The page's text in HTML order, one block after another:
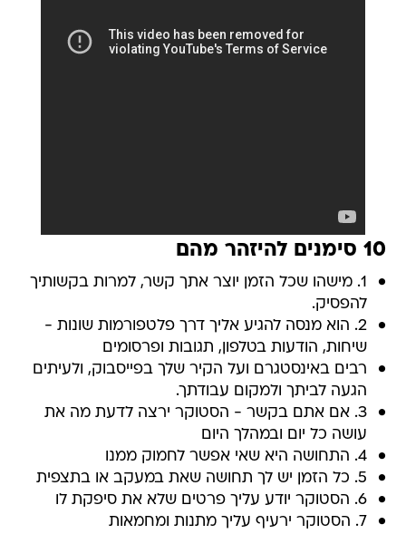
10 סימנים להיזהר מהם
1. מישהו שכל הזמן יוצר אתך קשר, למרות בקשותיך
להפסיק.
2. הוא מנסה להגיע אליך דרך פלטפורמות שונות -
שיחות, הודעות בטלפון, תגובות ופרסומים
רבים באינסטגרם ועל הקיר שלך בפייסבוק, ולעיתים
הגעה לביתך ולמקום עבודתך.
3. אם אתם בקשר - הסטוקר ירצה לדעת מה את
עושה כל יום ובמהלך היום
4. התחושה היא שאי אפשר לחמוק ממנו
5. כל הזמן יש לך תחושה שאת במעקב או בתצפית
6. הסטוקר יודע עליך פרטים שלא את סיפקת לו
7. הסטוקר ירעיף עליך מתנות ומחמאות